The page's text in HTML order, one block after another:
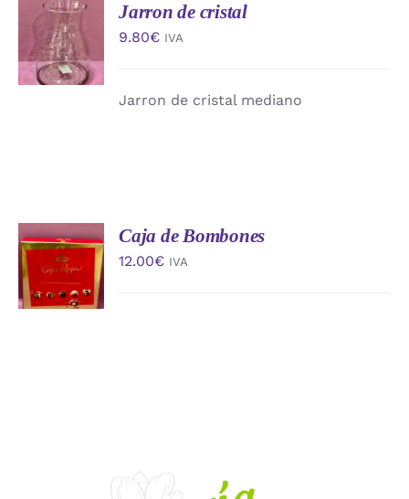
AÑADIR
AL
CARRITO
/
DETALLES
Jarron de cristal
9.80€ IVA
Jarron de cristal mediano
AÑADIR
AL
CARRITO
/
DETALLES
Caja de Bombones
12.00€ IVA